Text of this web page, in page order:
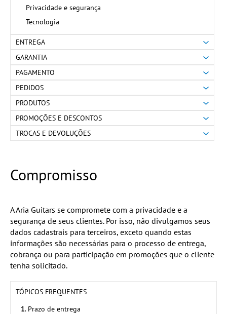
Privacidade e segurança
Tecnologia
ENTREGA
GARANTIA
PAGAMENTO
PEDIDOS
PRODUTOS
PROMOÇÕES E DESCONTOS
TROCAS E DEVOLUÇÕES
Compromisso
A Aria Guitars se compromete com a privacidade e a
segurança de seus clientes. Por isso, não divulgamos seus
dados cadastrais para terceiros, exceto quando estas
informações são necessárias para o processo de entrega,
cobrança ou para participação em promoções que o cliente
tenha solicitado.
TÓPICOS FREQUENTES
1. Prazo de entrega